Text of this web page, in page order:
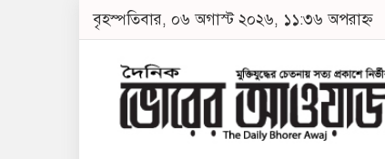
বৃহস্পতিবার, ০৬ অগাস্ট ২০২৬, ১১:৩৬ অপরাহ্ন